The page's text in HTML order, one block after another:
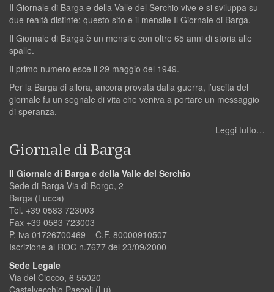
Il Giornale di Barga e della Valle del Serchio vive e si sviluppa su
due realtà distinte: questo sito e il mensile Il Giornale di Barga.
Il Giornale di Barga è un mensile con oltre 65 anni di storia alle
spalle.
Il primo numero esce il 29 maggio del 1949.
Per la Barga di allora, ancora provata dalla guerra, l’uscita del
giornale fu un segnale di vita che veniva a portare un messaggio
di speranza.
Leggi tutto…
Giornale di Barga
Il Giornale di Barga e della Valle del Serchio
Sede di Barga Via di Borgo, 2
Barga (Lucca)
Tel. +39 0583 723003
Fax +39 0583 723003
P. iva 01726700469 – C.F. 80000910507
Iscrizione al ROC n.7677 del 23/09/2000
Sede Legale
Via del Ciocco, 6 55020
Castelvecchio Pascoli (Lu)